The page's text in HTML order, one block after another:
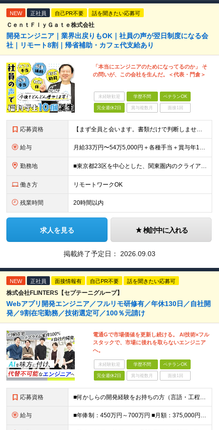
NEW 正社員 自己PR不要 話を聞きたい応募可
ＣｅｎｔＦｌｙＧａｔｅ株式会社
開発エンジニア｜業界出戻りもOK｜社員の声が翌日制度になる会
社｜リモート8割｜帰省補助・カフェ代支給あり
「本当にエンジニアのためになってるのか」 そ
の問いが、この会社を生んだ。＜代表・門倉＞
未経験歓迎 学歴不問 ベテランOK
完全週休2日 賞与複数月 面接1回
応募資格 【まず全員と会います。書類だけで判断しません。】 ■学歴不問（実務経験があれば高卒以上） ■何らかのITエンジニア実務経験をお持ちの方（年数・工程・言語・領域不問） ◎こんな方も歓迎します！ ・別
給与 月給33万円〜54万5,000円＋各種手当＋賞与年1回 ※経験・スキルを考慮のうえ、双方が納得するまで話し合って決定します。 ※上記月給額にはみなし残業手当（20時間分／4万5000円～）を含む（超
勤務地 ■東京都23区を中心とした、関東圏内のクライアント先 ※東京・渋谷・銀座・横浜の案件が多数 ★転勤はありません！ ★勤務地は希望を考慮します！ ★全社員の約8割がリモートワーク実施中！ プロジェク
働き方 リモートワークOK
残業時間 20時間以内
求人を見る 検討中に入れる
掲載終了予定日： 2026.09.03
NEW 正社員 面接情報有 自己PR不要 話を聞きたい応募可
株式会社FLINTERS【セプテーニグループ】
Webアプリ開発エンジニア／フルリモ研修有／年休130日／自社開
発／9割在宅勤務／技術選定可／100％元請け
電通Gで市場価値を更新し続ける。 AI技術×フル
スタックで、市場に後れを取らないエンジニア
へ。
未経験歓迎 学歴不問 ベテランOK
完全週休2日 賞与複数月 面接1回
応募資格 ■何かしらの開発経験をお持ちの方（言語・工程不問） ■学歴不問 ＊幅広い技術に挑戦したい方を歓迎！ ＼＼こんな方にピッタリ／／ □モダンな開発環境にチャレンジしたい方 □最新技術や大規模な案件に携わ
給与 ■年俸制：450万円～700万円 ■月額：375,000円～583,333円 ※スキル・経験を考慮し決定 ※上記には固定残業代（45時間分／96,435円〜148,995円）を含む ※超過分は別途支